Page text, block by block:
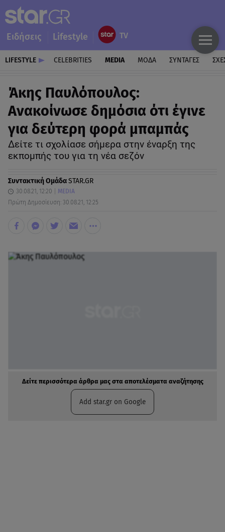
Ειδήσεις Lifestyle
LIFESTYLE CELEBRITIES MEDIA ΜΟΔΑ ΣΥΝΤΑΓΕΣ
Άκης Παυλόπουλος:
Ανακοίνωσε δημόσια ότι έγινε
για δεύτερη φορά μπαμπάς
Δείτε τι σχολίασε σήμερα στην έναρξη της
εκπομπής του για τη νέα σεζόν
Συντακτική ΟμάδαSTAR.GR
30.08.21, 12:20
MEDIA
Πρώτη Δημοσίευση: 30.08.21, 12:25
Δείτε περισσότερα άρθρα μας στα αποτελέσματα αναζήτησης
Add star.gr on Google